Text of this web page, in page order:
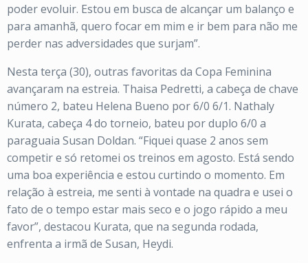
poder evoluir. Estou em busca de alcançar um balanço e
para amanhã, quero focar em mim e ir bem para não me
perder nas adversidades que surjam”.
Nesta terça (30), outras favoritas da Copa Feminina
avançaram na estreia. Thaisa Pedretti, a cabeça de chave
número 2, bateu Helena Bueno por 6/0 6/1. Nathaly
Kurata, cabeça 4 do torneio, bateu por duplo 6/0 a
paraguaia Susan Doldan. “Fiquei quase 2 anos sem
competir e só retomei os treinos em agosto. Está sendo
uma boa experiência e estou curtindo o momento. Em
relação à estreia, me senti à vontade na quadra e usei o
fato de o tempo estar mais seco e o jogo rápido a meu
favor”, destacou Kurata, que na segunda rodada,
enfrenta a irmã de Susan, Heydi.